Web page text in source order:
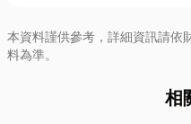
本資料謹供參考，詳細資訊請依
料為準。
相